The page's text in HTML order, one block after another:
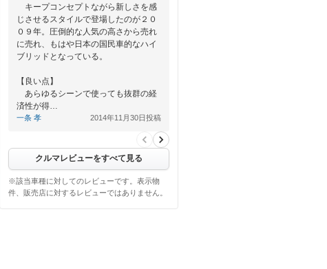
キープコンセプトながら新しさを感
じさせるスタイルで登場したのが２０
０９年。圧倒的な人気の高さから売れ
に売れ、もはや日本の国民車的なハイ
ブリッドとなっている。
【良い点】
あらゆるシーンで使っても抜群の経
済性が得…
一条 孝 2014年11月30日投稿
クルマレビューをすべて見る
※該当車種に対してのレビューです。表示物
件、販売店に対するレビューではありません。